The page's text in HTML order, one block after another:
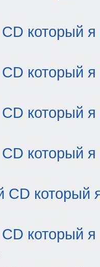
который я
который я
который я
который я
CD который
который я